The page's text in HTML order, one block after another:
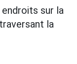
sur la
la